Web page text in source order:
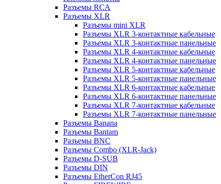
Разъемы RCA
Разъемы XLR
Разъемы mini XLR
Разъемы XLR 3-контактные кабельные
Разъемы XLR 3-контактные панельные
Разъемы XLR 4-контактные кабельные
Разъемы XLR 4-контактные панельные
Разъемы XLR 5-контактные кабельные
Разъемы XLR 5-контактные панельные
Разъемы XLR 6-контактные кабельные
Разъемы XLR 6-контактные панельные
Разъемы XLR 7-контактные кабельные
Разъемы XLR 7-контактные панельные
Разъемы Banana
Разъемы Bantam
Разъемы BNC
Разъемы Combo (XLR-Jack)
Разъемы D-SUB
Разъемы DIN
Разъемы EtherCon RJ45